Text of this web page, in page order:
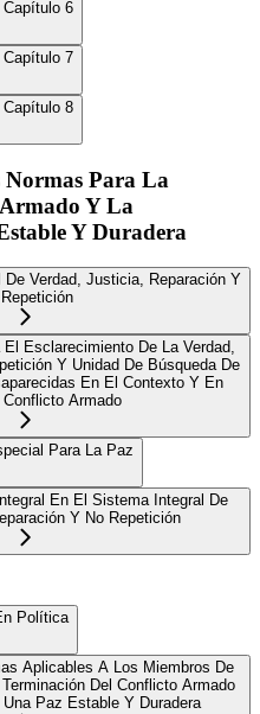
6
7
8
Para La
Y La
Y Duradera
Verdad, Justicia, Reparación Y
Esclarecimiento De La Verdad,
Y Unidad De Búsqueda De
En El Contexto Y En
Conflicto Armado
Para La Paz
En El Sistema Integral De
Y No Repetición
Política
Aplicables A Los Miembros De
Del Conflicto Armado
Paz Estable Y Duradera